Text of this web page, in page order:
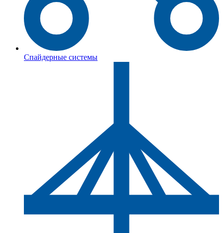
Спайдерные системы